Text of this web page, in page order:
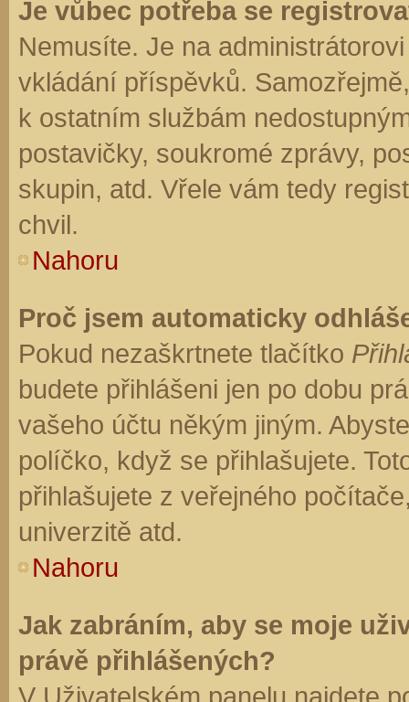
Je vůbec potřeba se
Nemusíte. Je na
vkládání příspěvků.
k ostatním službám
postavičky, soukromé zprávy,
skupin, atd. Vřele vám tedy
chvil.
Nahoru
Proč jsem automaticky
Pokud nezaškrtnete tlačítko
budete přihlášeni jen po dobu
vašeho účtu někým jiným.
políčko, když se přihlašujete.
přihlašujete z veřejného
univerzitě atd.
Nahoru
Jak zabráním, aby se moje
právě přihlášených?